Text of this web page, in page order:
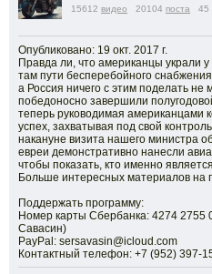
15612 видео 20104 поста 45
Опубликовано: 19 окт. 2017 г.
Правда ли, что американцы украли
там пути бесперебойного
а Россия ничего с этим поделать
победоносно завершили
теперь руководимая американцами
успех, захватывая под свой
накануне визита нашего министра
евреи демонстративно нанесли
чтобы показать, кто именно
Больше интересных материалов на
Поддержать программу:
Номер карты Сбербанка: 4274 2755
Савасин)
PayPal: sersavasin@icloud.com
Контактный телефон: +7 (952) 397-